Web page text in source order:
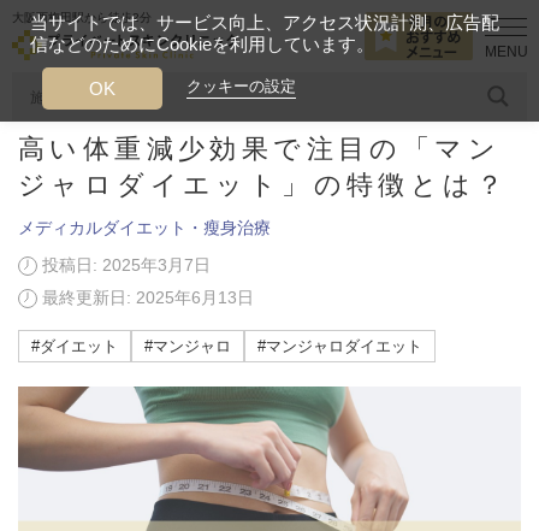
大阪西梅田駅から徒歩2分
人気のワード 糸リフト ヒアルロン酸 リジュランアイ
当クリニック月替わりのおすすめのメニュー
プライベートスキンクリニックが
選ばれる理由
クリニックについて
美容ブログ メディカルダイエット・瘦身治療 高い体重
高い体重減少効果で注目の「マン
ジャロダイエット」の特徴とは？
メディカルダイエット・瘦身治療
投稿日: 2025年3月7日
最終更新日: 2025年6月13日
#ダイエット #マンジャロ #マンジャロダイエット
当サイトでは、サービス向上、アクセス状況計測、広告配
信などのためにCookieを利用しています。
クッキーの設定
OK